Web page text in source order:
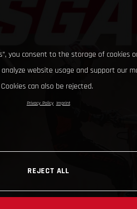
you consent to the storage of cookies
website usage and support our
Cookies can also be rejected.
Privacy Policy Imprint
REJECT ALL